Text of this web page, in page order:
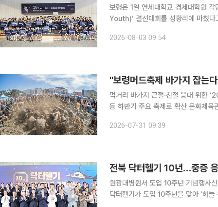
보령은 1일 연세대학교 경제대학원
Youth)’ 결선대회를 성황리에 마쳤다고 3일 밝혔다. HIS Youth는 보
다. 올해로 세 번째를 맞은 이번 대회
2026-08-03 09:54
"보령머드축제 바가지 잡는
먹거리 바가지 근절·친절 응대 위한
등 하반기 주요 축제로 확산 문화체육관광부와 행정안전부가 한국관광공사와 함께 여름 축제 성수
진한다. 문화체육관광부와 행정
2026-07-31 09:39
전북 닥터헬기 10년…중증
원광대병원서 도입 10주년 기념행사신규 중형헬기
닥터헬기가 도입 10주년을 맞아 ‘하늘 위 응급실’ 역할